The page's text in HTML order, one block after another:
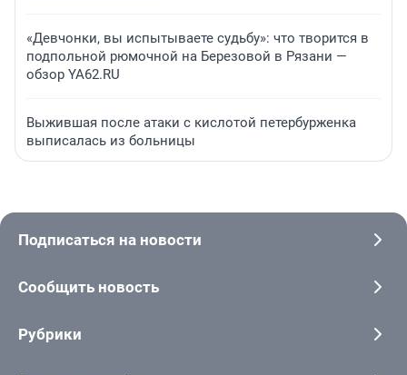
«Девчонки, вы испытываете судьбу»: что творится в
подпольной рюмочной на Березовой в Рязани —
обзор YA62.RU
Выжившая после атаки с кислотой петербурженка
выписалась из больницы
Подписаться на новости
Сообщить новость
Рубрики